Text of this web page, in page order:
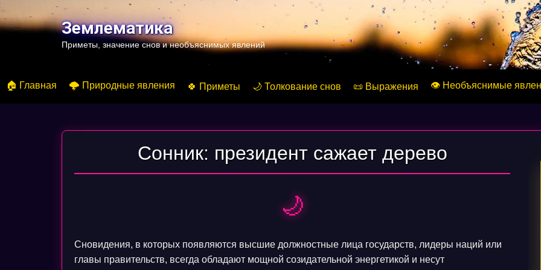
к
содержимомуЗемлематика
Приметы, значение снов и необъяснимых явлений
🏠 Главная 🌩️ Природные явления 🍀 Приметы 🌙 Толкование снов 📜 Выражения 👁️ Необъяснимые
Сонник: президент сажает дерево
🌙
Сновидения, в которых появляются высшие должностные лица государств, лидеры наций или
главы правительств, всегда обладают мощной созидательной энергетикой и несут